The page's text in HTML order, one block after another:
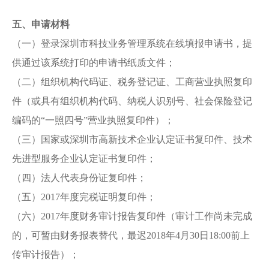
五、申请材料
（一）登录深圳市科技业务管理系统在线填报申请书，提
供通过该系统打印的申请书纸质文件；
（二）组织机构代码证、税务登记证、工商营业执照复印
件（或具有组织机构代码、纳税人识别号、社会保险登记
编码的“一照四号”营业执照复印件）；
（三）国家或深圳市高新技术企业认定证书复印件、技术
先进型服务企业认定证书复印件；
（四）法人代表身份证复印件；
（五）2017年度完税证明复印件；
（六）2017年度财务审计报告复印件（审计工作尚未完成
的，可暂由财务报表替代，最迟2018年4月30日18:00前上
传审计报告）；